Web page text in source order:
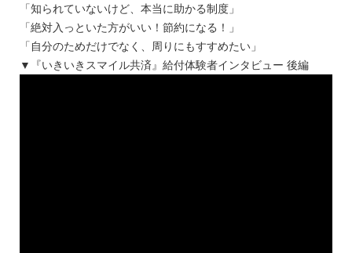
「知られていないけど、本当に助かる制度」
「絶対入っといた方がいい！節約になる！」
「自分のためだけでなく、周りにもすすめたい」
▼『いきいきスマイル共済』給付体験者インタビュー 後編